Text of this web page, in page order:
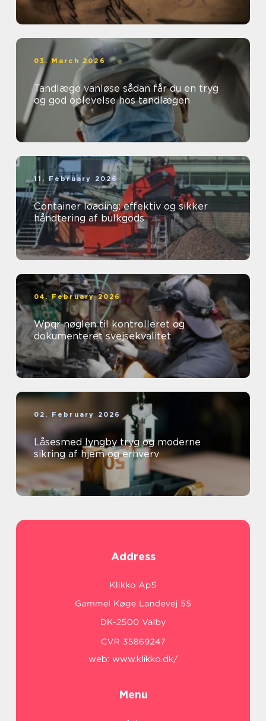
03. March 2026
Tandlæge vanløse sådan får du en tryg
og god oplevelse hos tandlægen
11. February 2026
Container loading: effektiv og sikker
håndtering af bulkgods
04. February 2026
Wpqr nøglen til kontrolleret og
dokumenteret svejsekvalitet
02. February 2026
Låsesmed lyngby tryg og moderne
sikring af hjem og erhverv
Address
web: www.klikko.dk/
Menu